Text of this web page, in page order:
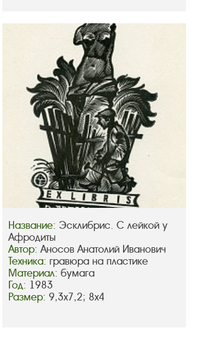
Название: Эсклибрис. С лейкой у
Афродиты
Автор:Аносов Анатолий Иванович
Техника: гравюра на пластике
Материал: бумага
Год: 1983
Размер: 9,3х7,2; 8х4